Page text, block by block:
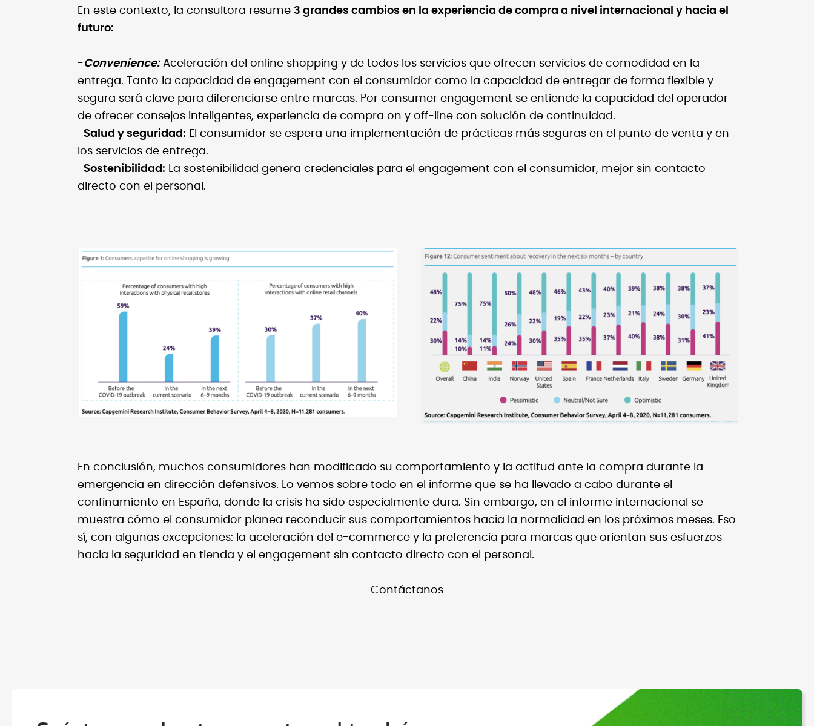
En este contexto, la consultora resume 3 grandes cambios en la experiencia de compra a nivel internacional y hacia el
futuro:
-Convenience:Aceleración del online shopping y de todos los servicios que ofrecen servicios de comodidad en la
entrega. Tanto la capacidad de engagement con el consumidor como la capacidad de entregar de forma flexible y
segura será clave para diferenciarse entre marcas. Por consumer engagement se entiende la capacidad del operador
de ofrecer consejos inteligentes, experiencia de compra on y off-line con solución de continuidad.
-Salud y seguridad: El consumidor se espera una implementación de prácticas más seguras en el punto de venta y en
los servicios de entrega.
-Sostenibilidad: La sostenibilidad genera credenciales para el engagement con el consumidor, mejor sin contacto
directo con el personal.
En conclusión, muchos consumidores han modificado su comportamiento y la actitud ante la compra durante la
emergencia en dirección defensivos. Lo vemos sobre todo en el informe que se ha llevado a cabo durante el
confinamiento en España, donde la crisis ha sido especialmente dura. Sin embargo, en el informe internacional se
muestra cómo el consumidor planea reconducir sus comportamientos hacia la normalidad en los próximos meses. Eso
sí, con algunas excepciones: la aceleración del e-commerce y la preferencia para marcas que orientan sus esfuerzos
hacia la seguridad en tienda y el engagement sin contacto directo con el personal.
Contáctanos